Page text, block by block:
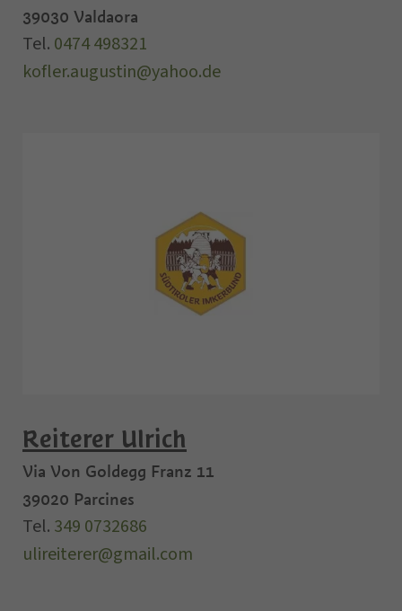
39030 Valdaora
Tel. 0474 498321
kofler.augustin@yahoo.de
Reiterer Ulrich
Via Von Goldegg Franz 11
39020 Parcines
Tel. 349 0732686
ulireiterer@gmail.com